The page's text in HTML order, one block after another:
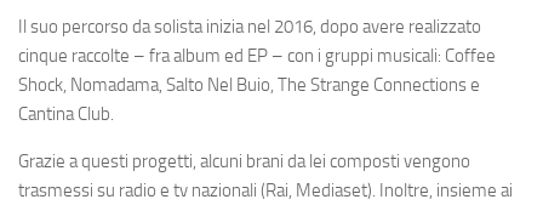
Il suo percorso da solista inizia nel 2016, dopo avere realizzato
cinque raccolte – fra album ed EP – con i gruppi musicali: Coffee
Shock, Nomadama, Salto Nel Buio, The Strange Connections e
Cantina Club.
Grazie a questi progetti, alcuni brani da lei composti vengono
trasmessi su radio e tv nazionali (Rai, Mediaset). Inoltre, insieme ai